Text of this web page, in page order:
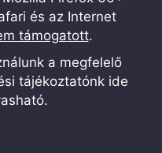
és az Internet
támogatott.
a megfelelő
tájékoztatónk ide
.